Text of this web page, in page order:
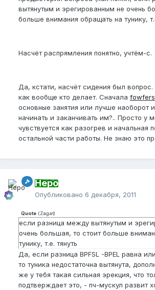
вытянутым и эрегированным не очень
больше внимания обращать на тунику,
Насчёт распрямления понятно, учтём-с.
Да, кстати, насчёт сидения был
как вообще кто делает. Сначала fowfers
основные занятия или лучше наоборот
начинать и заканчивать им?.. Просто у
чувствуется как разогрев и начальная
остальной части работы. Не знаю это
Неро
Опубликовано 6 декабря, 2011
Quote (Zagat)
если разница между вытянутым и
очень большая, то стоит больше
тунику, т.е. тянуть
Да, если разница BPFSL -BPEL равна
то туника недостаточна вытянута,
же у тебя такая сильная эрекция, что
подтверждает это, - пч-мускул развит